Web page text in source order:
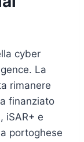
cyber
La
rimanere
finanziato
iSAR+ e
portoghese